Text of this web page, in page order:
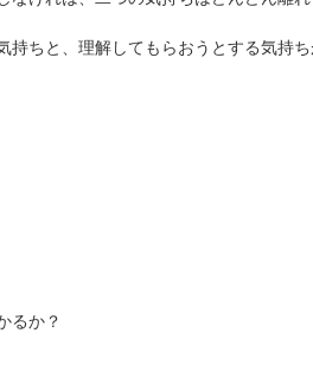
持ちと、理解してもらおうとする気持
るか？